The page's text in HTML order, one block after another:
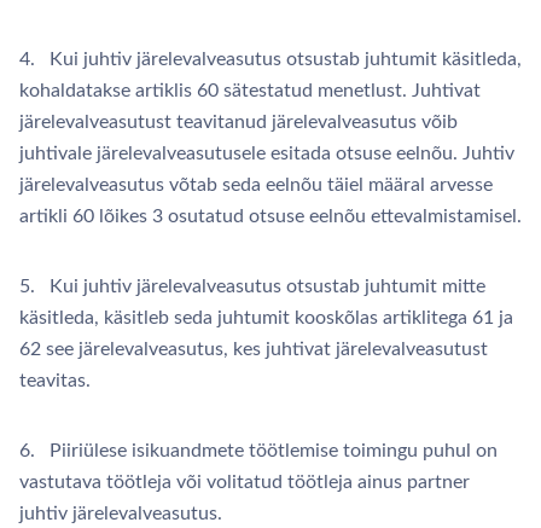
4. Kui juhtiv järelevalveasutus otsustab juhtumit käsitleda,
kohaldatakse artiklis 60 sätestatud menetlust. Juhtivat
järelevalveasutust teavitanud järelevalveasutus võib
juhtivale järelevalveasutusele esitada otsuse eelnõu. Juhtiv
järelevalveasutus võtab seda eelnõu täiel määral arvesse
artikli 60 lõikes 3 osutatud otsuse eelnõu ettevalmistamisel.
5. Kui juhtiv järelevalveasutus otsustab juhtumit mitte
käsitleda, käsitleb seda juhtumit kooskõlas artiklitega 61 ja
62 see järelevalveasutus, kes juhtivat järelevalveasutust
teavitas.
6. Piiriülese isikuandmete töötlemise toimingu puhul on
vastutava töötleja või volitatud töötleja ainus partner
juhtiv järelevalveasutus.